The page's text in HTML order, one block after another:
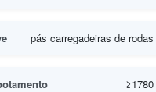
pás carregadeiras de rodas
≥1780